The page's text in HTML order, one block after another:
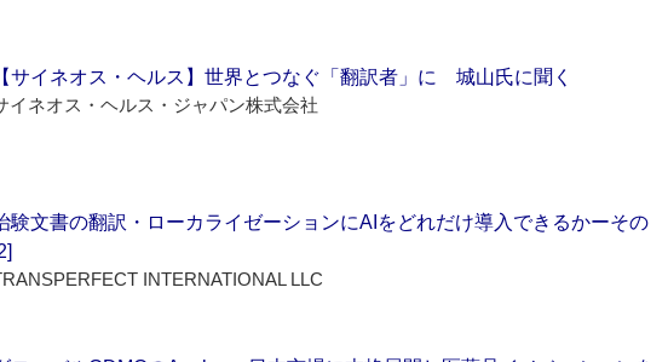
【サイネオス・ヘルス】世界とつなぐ「翻訳者」に 城山氏に聞く
イネオス・ヘルス・ジャパン株式会社
験文書の翻訳・ローカライゼーションにAIをどれだけ導入できるかーその
INTERNATIONAL LLC